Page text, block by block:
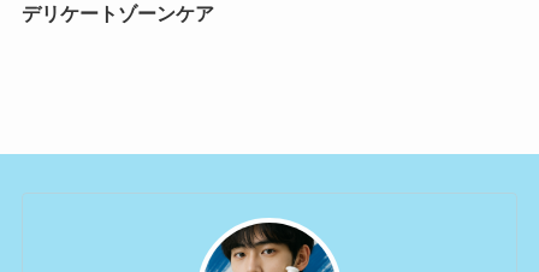
デリケートゾーンケア